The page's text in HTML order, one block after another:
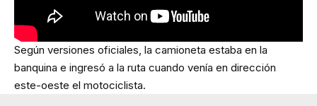
Según versiones oficiales, la camioneta estaba en la
banquina e ingresó a la ruta cuando venía en dirección
este-oeste el motociclista.